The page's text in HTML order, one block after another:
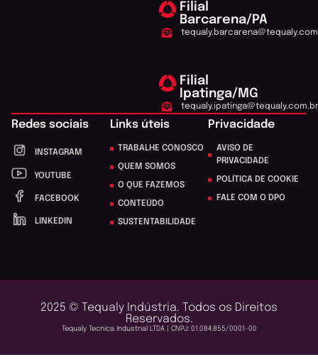
Filial
Barcarena/PA
Filial
Ipatinga/MG
tequaly.ipatinga@tequaly.com.br
Redes sociais
INSTAGRAM
YOUTUBE
FACEBOOK
LINKEDIN
Links úteis
TRABALHE CONOSCO
QUEM SOMOS
O QUE FAZEMOS
CONTEÚDO
SUSTENTABILIDADE
Privacidade
AVISO DE
PRIVACIDADE
POLÍTICA DE COOKIE
FALE COM O DPO
2025 © Tequaly Indústria. Todos os Direitos
Reservados.
Tequaly Tecnica Industrial LTDA | CNPJ: 01.084.855/0001-00